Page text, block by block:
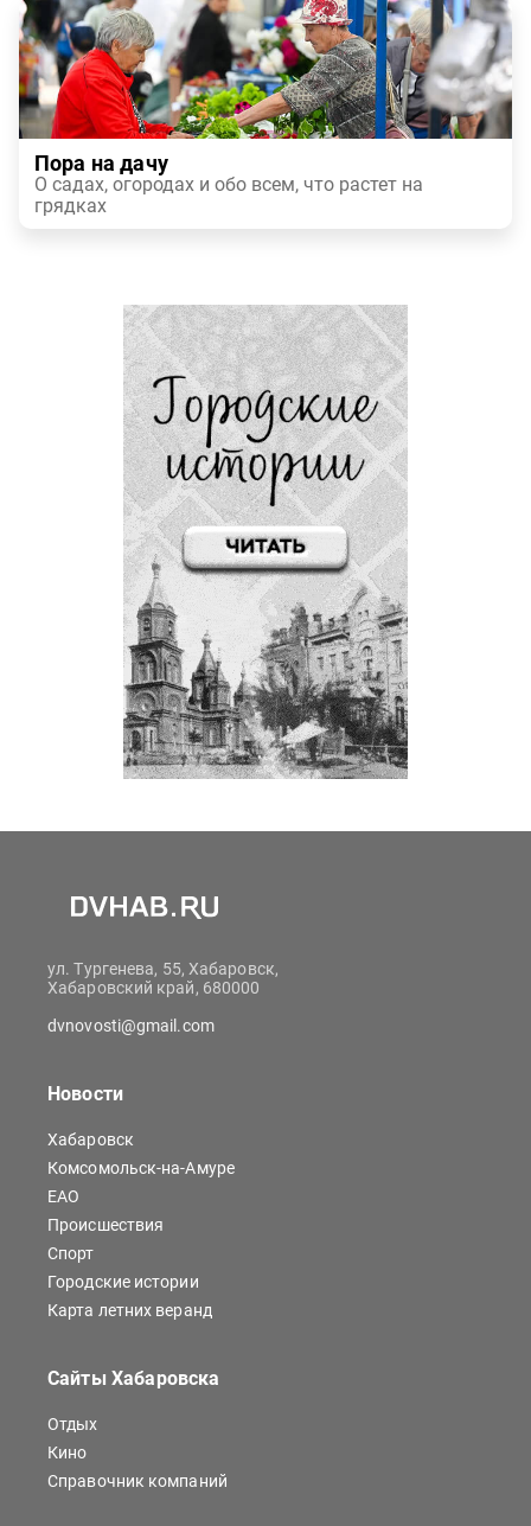
Пора на дачу
О садах, огородах и обо всем, что растет на
грядках
ул. Тургенева, 55, Хабаровск,
Хабаровский край, 680000
dvnovosti@gmail.com
Новости
Хабаровск
Комсомольск-на-Амуре
ЕАО
Происшествия
Спорт
Городские истории
Карта летних веранд
Сайты Хабаровска
Отдых
Кино
Справочник компаний